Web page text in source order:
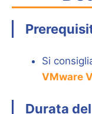
Si
VMware
Durata